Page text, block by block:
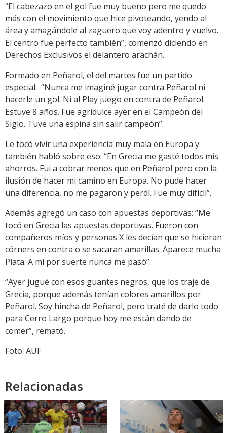
“El cabezazo en el gol fue muy bueno pero me quedo
más con el movimiento que hice pivoteando, yendo al
área y amagándole al zaguero que voy adentro y vuelvo.
El centro fue perfecto también”, comenzó diciendo en
Derechos Exclusivos el delantero arachán.
Formado en Peñarol, el del martes fue un partido
especial: “Nunca me imaginé jugar contra Peñarol ni
hacerle un gol. Ni al Play juego en contra de Peñarol.
Estuve 8 años. Fue agridulce ayer en el Campeón del
Siglo. Tuve una espina sin salir campeón”.
Le tocó vivir una experiencia muy mala en Europa y
también habló sobre eso: “En Grecia me gasté todos mis
ahorros. Fui a cobrar menos que en Peñarol pero con la
ilusión de hacer mi camino en Europa. No pude hacer
una diferencia, no me pagaron y perdí. Fue muy difícil”.
Además agregó un caso con apuestas deportivas: “Me
tocó en Grecia las apuestas deportivas. Fueron con
compañeros míos y personas X les decían que se hicieran
córners en contra o se sacaran amarillas. Aparece mucha
Plata. A mí por suerte nunca me pasó”.
“Ayer jugué con esos guantes negros, que los traje de
Grecia, porque además tenían colores amarillos por
Peñarol. Soy hincha de Peñarol, pero traté de darlo todo
para Cerro Largo porque hoy me están dando de
comer”, remató.
Foto: AUF
Relacionadas